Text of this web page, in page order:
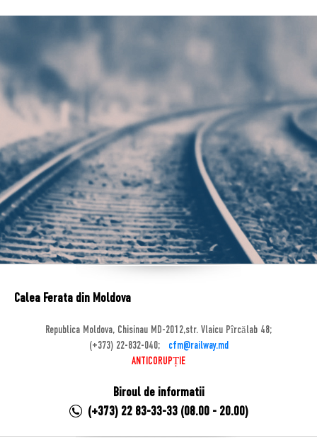
Calea Ferata din Moldova
Republica Moldova, Chisinau MD-2012,str. Vlaicu Pîrcălab 48;
(+373) 22-832-040;
cfm@railway.md
ANTICORUPȚIE
Biroul de informatii
(+373) 22 83-33-33 (08.00 - 20.00)